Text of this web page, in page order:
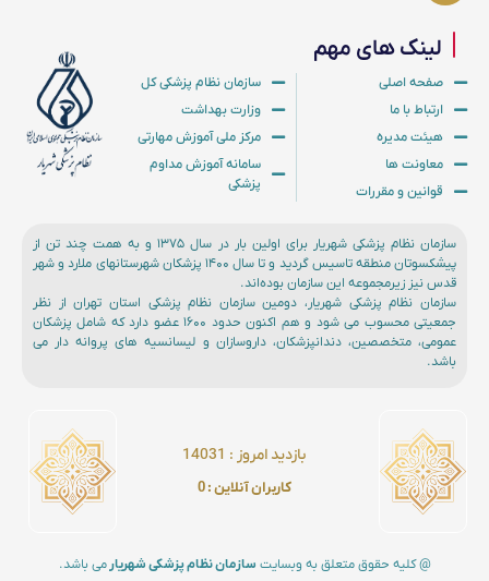
لینک های مهم
صفحه اصلی
ارتباط با ما
هیئت مدیره
معاونت ها
قوانین و مقررات
سازمان نظام پزشکی کل
وزارت بهداشت
مرکز ملی آموزش مهارتی
سامانه آموزش مداوم
پزشکی
سازمان نظام پزشکی شهریار برای اولین بار در سال ۱۳۷۵ و به همت چند تن از
پیشکسوتان منطقه تاسیس گردید و تا سال ۱۴۰۰ پزشکان شهرستانهای ملارد و شهر
قدس نیز زیرمجموعه این سازمان بوده‌اند.
سازمان نظام پزشکی شهریار، دومین سازمان نظام پزشکی استان تهران از نظر
جمعیتی محسوب می شود و هم اکنون حدود ۱۶۰۰ عضو دارد که شامل پزشکان
عمومی، متخصصین، دندانپزشکان، داروسازان و لیسانسیه های پروانه دار می
باشد.
بازدید امروز :‌ 14031
کاربران آنلاین : 0
@ کلیه حقوق متعلق به وبسایت سازمان نظام پزشکی شهریارمی باشد.